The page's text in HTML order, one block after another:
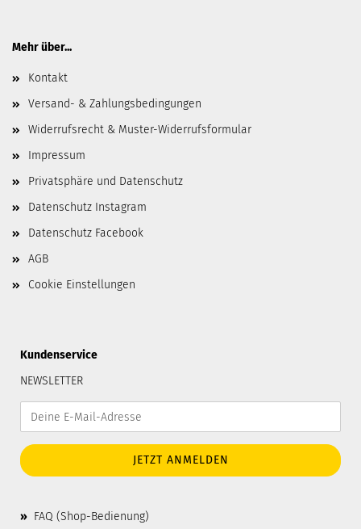
Mehr über...
Kontakt
Versand- & Zahlungsbedingungen
Widerrufsrecht & Muster-Widerrufsformular
Impressum
Privatsphäre und Datenschutz
Datenschutz Instagram
Datenschutz Facebook
AGB
Cookie Einstellungen
Kundenservice
NEWSLETTER
» FAQ (Shop-Bedienung)